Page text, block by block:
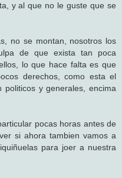
y al que no le guste que se
no se montan, nosotros los
de que exista tan poca
lo que hace falta es que
derechos, como esta el
politicos y generales, encima
pocas horas antes de
si ahora tambien vamos a
para joer a nuestra